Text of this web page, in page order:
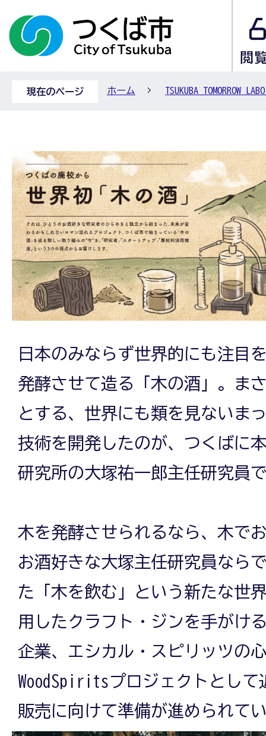
現在のページ ホーム TSUKUBA TOMORROW
つ
く
ば
の
廃
校
か
ら
世
界
日本のみならず世界的にも注目
発酵させて造る「木の酒」。ま
とする、世界にも類を見ないま
技術を開発したのが、つくばに
研究所の大塚祐一郎主任研究員
木を発酵させられるなら、木で
お酒好きな大塚主任研究員なら
た「木を飲む」という新たな世
用したクラフト・ジンを手がけ
企業、エシカル・スピリッツの
WoodSpiritsプロジェクトとして
販売に向けて準備が進められて